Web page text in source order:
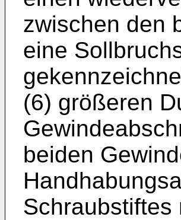
zwischen den
eine
(6) größeren
beiden
Schraubstiftes